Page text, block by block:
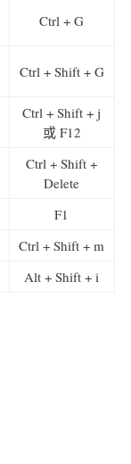
Ctrl + G
Ctrl + Shift + G
Ctrl + Shift + j
或 F12
Ctrl + Shift +
Delete
F1
Ctrl + Shift + m
Alt + Shift + i